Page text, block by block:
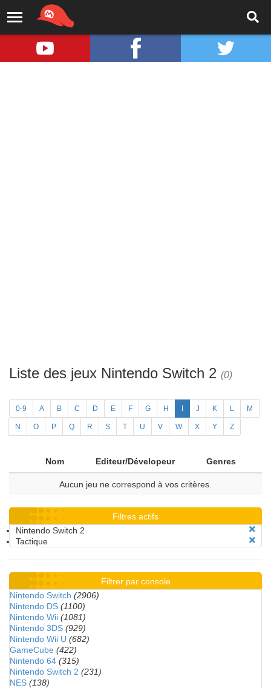
Liste des jeux Nintendo Switch 2 (0)
0-9 A B C D E F G H J K L M
N O P Q R S T U V W X Y Z
Nom Editeur/Dévelopeur Genres
Aucun jeu ne correspond à vos critères.
Filtres actifs
Nintendo Switch 2
Tactique
Filtrer par console
Nintendo Switch (2906)
Nintendo DS (1100)
Nintendo Wii (1081)
Nintendo 3DS (929)
Nintendo Wii U (682)
GameCube (422)
Nintendo 64 (315)
Nintendo Switch 2 (231)
NES (138)